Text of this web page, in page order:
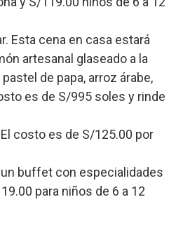
Esta cena en casa estará
artesanal glaseado a la
de papa, arroz árabe,
es de S/995 soles y rinde
costo es de S/125.00 por
un buffet con especialidades
para niños de 6 a 12